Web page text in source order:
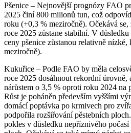
Pšenice – Nejnovější prognózy FAO
2025 činí 800 milionů tun, což
roku (+0,3 % meziročně). Očekává
roce 2025 zůstane stabilní. V
ceny pšenice zůstanou relativně
meziročně).
Kukuřice – Podle FAO by měla
roce 2025 dosáhnout rekordní úrovně,
nárůstem o 3,5 % oproti roku 2024 na
Růst je poháněn především vyššími
domácí poptávka po krmivech pro
podpořila rozšiřování pěstebních
pokles v důsledku nepříznivého